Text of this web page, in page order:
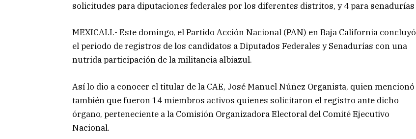
solicitudes para diputaciones federales por los diferentes distritos, y 4 para senadurías
MEXICALI.- Este domingo, el Partido Acción Nacional (PAN) en Baja California concluyó
el periodo de registros de los candidatos a Diputados Federales y Senadurías con una
nutrida participación de la militancia albiazul.
Así lo dio a conocer el titular de la CAE, José Manuel Núñez Organista, quien mencionó
también que fueron 14 miembros activos quienes solicitaron el registro ante dicho
órgano, perteneciente a la Comisión Organizadora Electoral del Comité Ejecutivo
Nacional.